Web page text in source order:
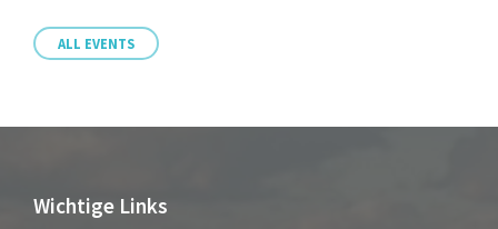
ALL EVENTS
Wichtige Links